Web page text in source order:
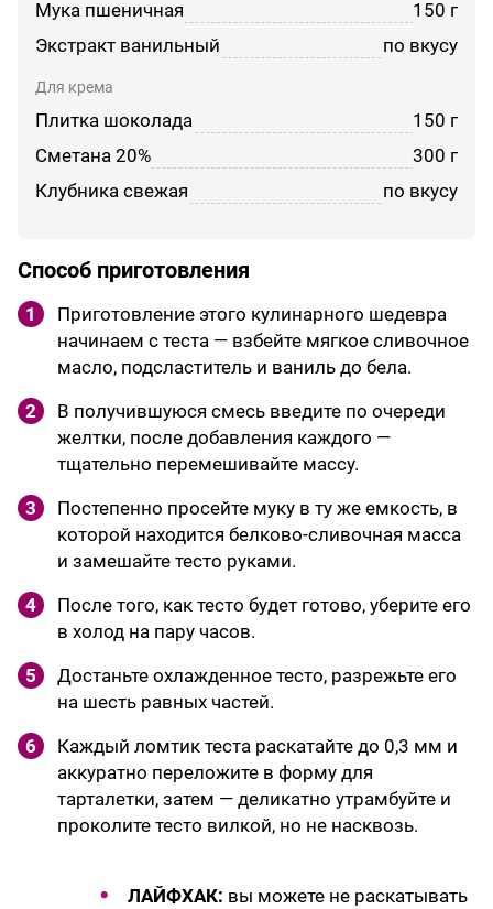
мука пшеничная
150 г
экстракт ванильный
по вкусу
Для крема
Плитка шоколада
150 г
сметана 20%
300 г
клубника свежая
по вкусу
Способ приготовления
1
Приготовление этого кулинарного шедевра
начинаем с теста — взбейте мягкое сливочное
масло, подсластитель и ваниль до бела.
2
В получившуюся смесь введите по очереди
желтки, после добавления каждого —
тщательно перемешивайте массу.
3
Постепенно просейте муку в ту же емкость, в
которой находится белково-сливочная масса
и замешайте тесто руками.
4
После того, как тесто будет готово, уберите его
в холод на пару часов.
5
Достаньте охлажденное тесто, разрежьте его
на шесть равных частей.
6
Каждый ломтик теста раскатайте до 0,3 мм и
аккуратно переложите в форму для
тарталетки, затем — деликатно утрамбуйте и
проколите тесто вилкой, но не насквозь.
ЛАЙФХАК: вы можете не раскатывать